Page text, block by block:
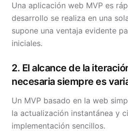
Una aplicación web MVP es
desarrollo se realiza en una
supone una ventaja evidente
iniciales.
2. El alcance de la
necesaria siempre es
Un MVP basado en la web
la actualización instantánea y
implementación sencillos.